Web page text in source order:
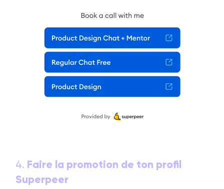
4. Faire la promotion de ton profil
Superpeer